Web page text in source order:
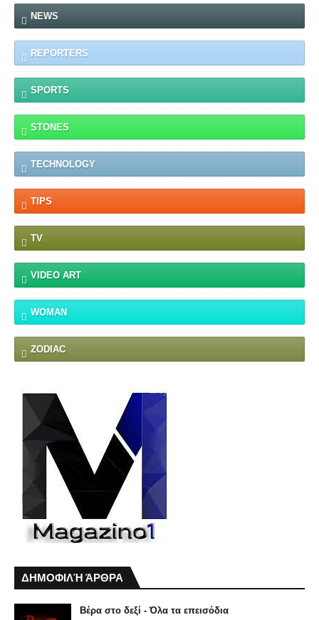
NEWS
REPORTERS
SPORTS
STONES
TECHNOLOGY
TIPS
TV
VIDEO ART
WOMAN
ZODIAC
ΔΗΜΟΦΙΛΉ ΆΡΘΡΑ
Βέρα στο δεξί - Όλα τα επεισόδια